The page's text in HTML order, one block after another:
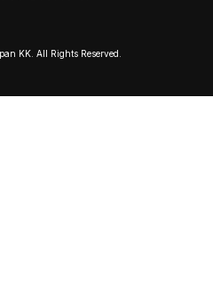
KK. All Rights Reserved.